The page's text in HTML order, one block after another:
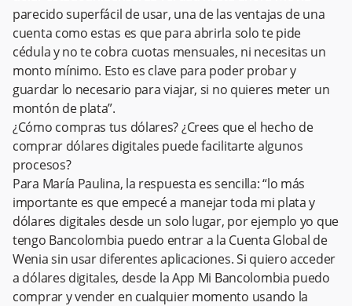
parecido superfácil de usar, una de las ventajas de una
cuenta como estas es que para abrirla solo te pide
cédula y no te cobra cuotas mensuales, ni necesitas un
monto mínimo. Esto es clave para poder probar y
guardar lo necesario para viajar, si no quieres meter un
montón de plata”.
¿Cómo compras tus dólares? ¿Crees que el hecho de
comprar dólares digitales puede facilitarte algunos
procesos?
Para María Paulina, la respuesta es sencilla: “lo más
importante es que empecé a manejar toda mi plata y
dólares digitales desde un solo lugar, por ejemplo yo que
tengo Bancolombia puedo entrar a la Cuenta Global de
Wenia sin usar diferentes aplicaciones. Si quiero acceder
a dólares digitales, desde la App Mi Bancolombia puedo
comprar y vender en cualquier momento usando la